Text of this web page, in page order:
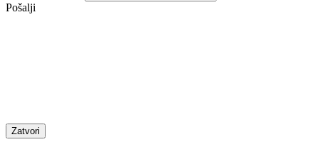
Pošalji
Zatvori